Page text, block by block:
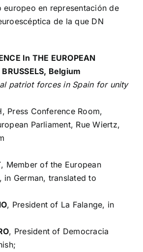
europeo en representación de
de la que DN
In THE EUROPEAN
Belgium
patriot forces in Spain for unity
Press Conference Room,
Parliament, Rue Wiertz,
, Member of the European
in German, translated to
, President of La Falange, in
, President of Democracia